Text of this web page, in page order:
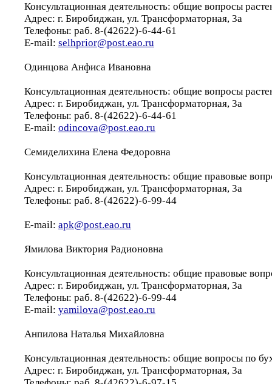
Консультационная деятельность: общие вопросы
Адрес: г. Биробиджан, ул. Трансформаторная, 3а
Телефоны: раб. 8-(42622)-6-44-61
E-mail: selhprior@post.eao.ru
Одинцова Анфиса Ивановна
Консультационная деятельность: общие вопросы
Адрес: г. Биробиджан, ул. Трансформаторная, 3а
Телефоны: раб. 8-(42622)-6-44-61
E-mail: odincova@post.eao.ru
Семиделихина Елена Федоровна
Консультационная деятельность: общие правовые
Адрес: г. Биробиджан, ул. Трансформаторная, 3а
Телефоны: раб. 8-(42622)-6-99-44
E-mail: apk@post.eao.ru
Ямилова Виктория Радионовна
Консультационная деятельность: общие правовые
Адрес: г. Биробиджан, ул. Трансформаторная, 3а
Телефоны: раб. 8-(42622)-6-99-44
E-mail: yamilova@post.eao.ru
Анпилова Наталья Михайловна
Консультационная деятельность: общие вопросы по
Адрес: г. Биробиджан, ул. Трансформаторная, 3а